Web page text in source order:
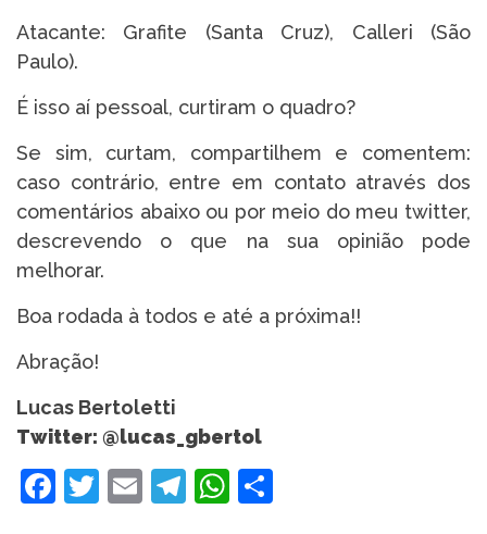
Atacante: Grafite (Santa Cruz), Calleri (São
Paulo).
É isso aí pessoal, curtiram o quadro?
Se sim, curtam, compartilhem e comentem:
caso contrário, entre em contato através dos
comentários abaixo ou por meio do meu twitter,
descrevendo o que na sua opinião pode
melhorar.
Boa rodada à todos e até a próxima!!
Abração!
Lucas Bertoletti
Twitter: @lucas_gbertol
Facebook
Twitter
EmailTelegram
WhatsApp